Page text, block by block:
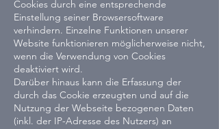
Cookies durch eine entsprechende
Einstellung seiner Browsersoftware
verhindern. Einzelne Funktionen unserer
Website funktionieren möglicherweise nicht,
wenn die Verwendung von Cookies
deaktiviert wird.
Darüber hinaus kann die Erfassung der
durch das Cookie erzeugten und auf die
Nutzung der Webseite bezogenen Daten
(inkl. der IP-Adresse des Nutzers) an